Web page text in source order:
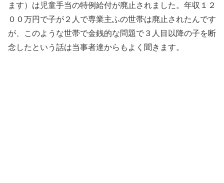
ます）は児童手当の特例給付が廃止されました。年収１２
００万円で子が２人で専業主ふの世帯は廃止されたんです
が、このような世帯で金銭的な問題で３人目以降の子を断
念したという話は当事者達からもよく聞きます。